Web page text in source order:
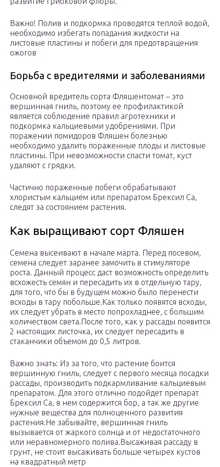
Важно! Полив и подкормка проводятся теплой водой,
необходимо избегать попадания жидкости на
листовые пластины и побеги для предотвращения
ожогов
Борьба с вредителями и заболеваниями
Основной вредитель сорта Фляшентомат – это
вершинная гниль, поэтому ее профилактикой
является соблюдение правил агротехники и
подкормка кальциевыми удобрениями. При
поражении помидоров Фляшен болезнью
необходимо удалить пораженные плоды и листовые
пластины. При невозможности спасти томат, куст
удаляют с грядки.
Частично пораженные побеги обрабатывают
хлористым кальцием или препаратом Брексил Са,
следят за состоянием растения.
Как выращивают сорт Фляшен
Семена высеивают в начале марта. Перед посевом,
семена следует заранее замочить в стимуляторе
роста. Данный процесс даст возможность определить
всхожесть семян и пересадить их в отдельную тару,
для того, что бы в будущем можно было перенести
всходы в тару побольше.Как только появятся всходы,
их следует убрать в место попрохладнее, с большим
количеством света.После того, как у рассады появится
2 настоящих листочка, их следует пересадить в
стаканчики объемом до 0,5 литров.
Важно знать: Из за того, что растение боится
вершинную гниль, следует с первого месяца посадки
рассады, производить подкармливание кальциевым
препаратом. Для этого отлично подойдет препарат
Брексил Са, в нем содержится бор, а так же другие
нужные вещества для полноценного развития
растения.Не забывайте, вершинная гниль
вызывается от жаркого солнца и от недостаточного
или неравномерного полива.Высаживая рассаду в
грунт, не стоит высаживать больше четырех кустов
на квадратный метр